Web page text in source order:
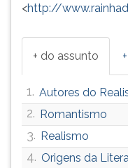
<http://
+ do assunto
1. Autores do
2. Romantismo
3. Realismo
4. Origens da